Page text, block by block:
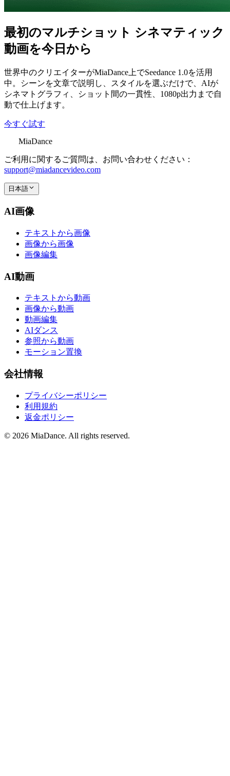
最初のマルチショット シネマティック
動画を今日から
世界中のクリエイターがMiaDance上でSeedance 1.0を活用
中。シーンを文章で説明し、スタイルを選ぶだけで、AIが
シネマトグラフィ、ショット間の一貫性、1080p出力まで自
動で仕上げます。
今すぐ試す
MiaDance
ご利用に関するご質問は、お問い合わせください：
support@miadancevideo.com
日本語
AI画像
テキストから画像
画像から画像
画像編集
AI動画
テキストから動画
画像から動画
動画編集
AIダンス
参照から動画
モーション置換
会社情報
プライバシーポリシー
利用規約
返金ポリシー
© 2026 MiaDance. All rights reserved.